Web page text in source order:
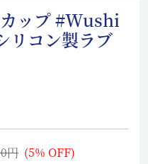
ップ #Wushi
リコン製ラブ
円 (5% OFF)